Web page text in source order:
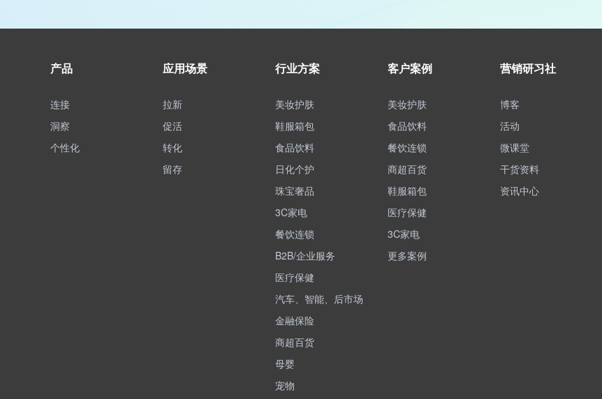
产品
连接
洞察
个性化
应用场景
拉新
促活
转化
留存
行业方案
美妆护肤
鞋服箱包
食品饮料
日化个护
珠宝奢品
3C家电
餐饮连锁
B2B/企业服务
医疗保健
汽车、智能、后市场
金融保险
商超百货
母婴
宠物
客户案例
美妆护肤
食品饮料
餐饮连锁
商超百货
鞋服箱包
医疗保健
3C家电
更多案例
营销研习社
博客
活动
微课堂
干货资料
资讯中心